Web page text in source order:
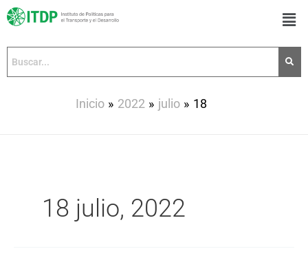
Inicio 2022 julio 18
18 julio, 2022